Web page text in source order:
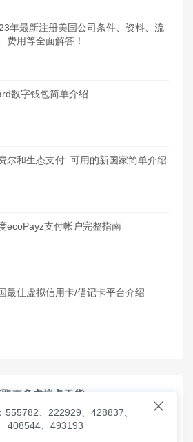
年最新注册美国公司条件、资料、流
费用等全面解答！
数字钱包简单介绍
尔和生态支付–可用的新国家简单介绍
ecoPayz支付帐户完整指南
最佳虚拟信用卡/借记卡平台介绍
更多虚拟卡干货

555782、222929、428837、
408544、493193